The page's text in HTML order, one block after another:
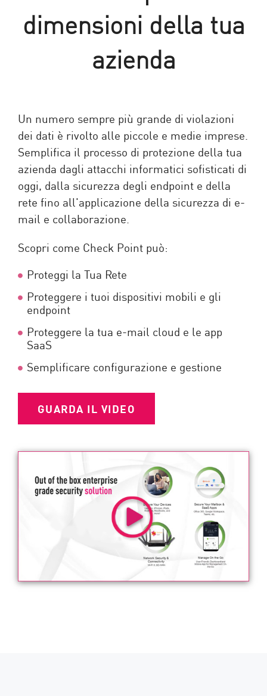
dimensioni della tua
azienda
Un numero sempre più grande di violazioni
dei dati è rivolto alle piccole e medie imprese.
Semplifica il processo di protezione della tua
azienda dagli attacchi informatici sofisticati di
oggi, dalla sicurezza degli endpoint e della
rete fino all'applicazione della sicurezza di e-
mail e collaborazione.
Scopri come Check Point può:
Proteggi la Tua Rete
Proteggere i tuoi dispositivi mobili e gli
endpoint
Proteggere la tua e-mail cloud e le app
SaaS
Semplificare configurazione e gestione
GUARDA IL VIDEO